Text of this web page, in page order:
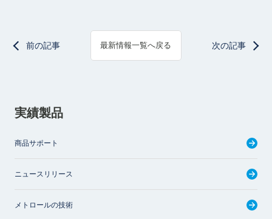
前の記事 最新情報一覧へ戻る 次の記事
実績製品
商品サポート
ニュースリリース
メトロールの技術